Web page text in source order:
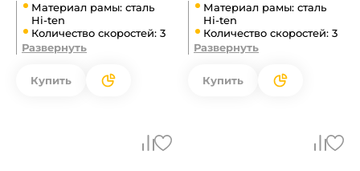
Материал рамы: сталь
Hi-ten
Количество скоростей: 3
Развернуть
Купить
Материал рамы: сталь
Hi-ten
Количество скоростей: 3
Развернуть
Купить